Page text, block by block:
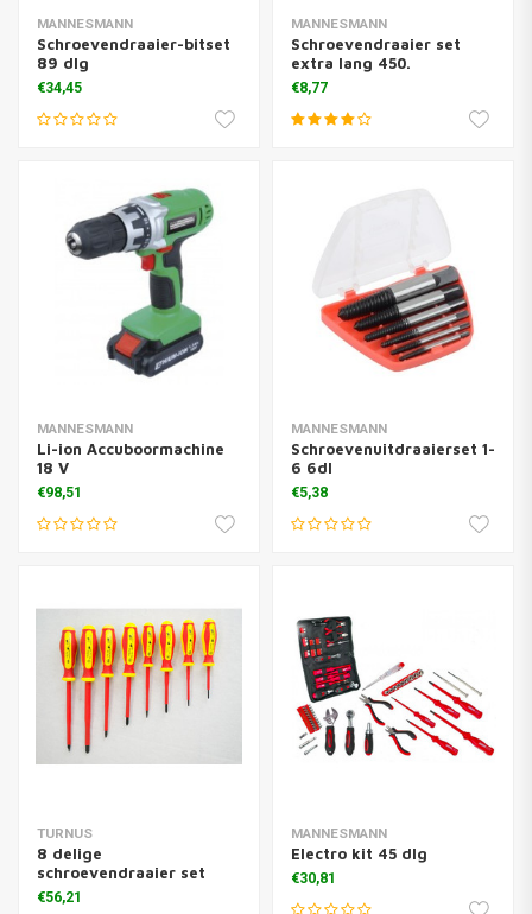
MANNESMANN
Schroevendraaier-bitset
89 dlg
€34,45
MANNESMANN
Schroevendraaier set
extra lang 450.
€8,77
MANNESMANN
Li-ion Accuboormachine
18 V
€98,51
MANNESMANN
Schroevenuitdraaierset 1-
6 6dl
€5,38
TURNUS
8 delige
schroevendraaier set
€56,21
MANNESMANN
Electro kit 45 dlg
€30,81